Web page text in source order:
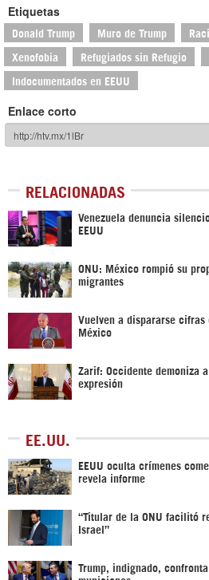
Etiquetas
Donald Trump Muro de Trump
Xenofobia Refugiados sin Refugio
Indocumentados en EEUU
Enlace corto
RELACIONADAS
Venezuela denuncia
EEUU
ONU: México rompió su
migrantes
Vuelven a dispararse cifras
México
Zarif: Occidente demoniza
expresión
EE.UU.
EEUU oculta crímenes
revela informe
“Titular de la ONU facilitó
Israel”
Trump, indignado,